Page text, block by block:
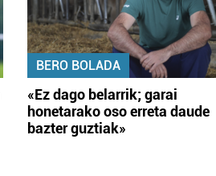
BERO BOLADA
«Ez dago belarrik; garai
honetarako oso erreta daude
bazter guztiak»